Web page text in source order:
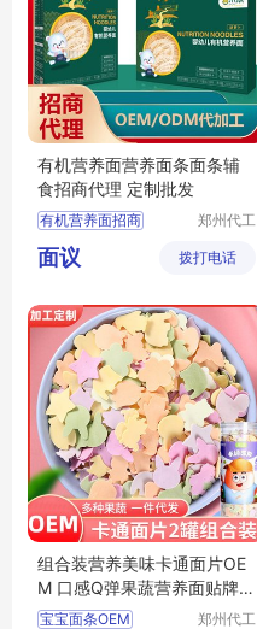
有机营养面营养面条面条辅
食招商代理 定制批发
有机营养面招商
有机营养面代理
婴幼儿面条批发
宝宝面条招商
郑州代工
技有限公
面议 拨打电话
组合装营养美味卡通面片OE
M 口感Q弹果蔬营养面贴牌代
工
宝宝面条OEM
郑州代工